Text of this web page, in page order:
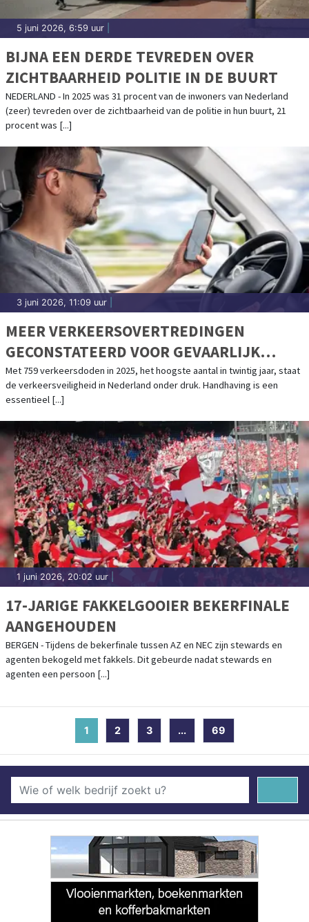
5 juni 2026, 6:59 uur
BIJNA EEN DERDE TEVREDEN OVER
ZICHTBAARHEID POLITIE IN DE BUURT
NEDERLAND - In 2025 was 31 procent van de inwoners van Nederland
(zeer) tevreden over de zichtbaarheid van de politie in hun buurt, 21
procent was [...]
3 juni 2026, 11:09 uur
MEER VERKEERSOVERTREDINGEN
GECONSTATEERD VOOR GEVAARLIJK
RIJGEDRAG
Met 759 verkeersdoden in 2025, het hoogste aantal in twintig jaar, staat
de verkeersveiligheid in Nederland onder druk. Handhaving is een
essentieel [...]
1 juni 2026, 20:02 uur
17-JARIGE FAKKELGOOIER BEKERFINALE
AANGEHOUDEN
BERGEN - Tijdens de bekerfinale tussen AZ en NEC zijn stewards en
agenten bekogeld met fakkels. Dit gebeurde nadat stewards en
agenten een persoon [...]
1 (current)
2 3 ... 69